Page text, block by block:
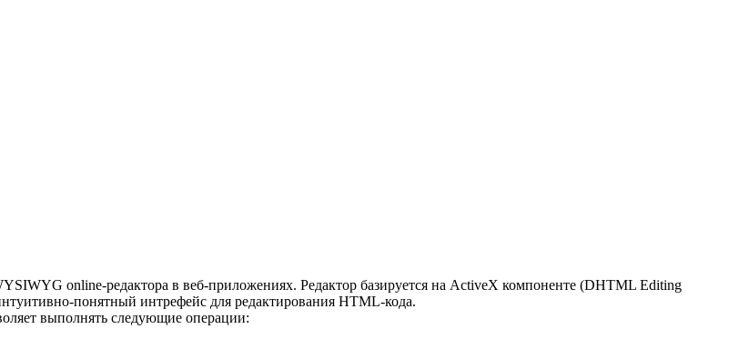
online-редактора в веб-приложениях. Редактор базируется на ActiveX компоненте (DHTML Editing
понятный интрефейс для редактирования HTML-кода.
выполнять следующие операции: